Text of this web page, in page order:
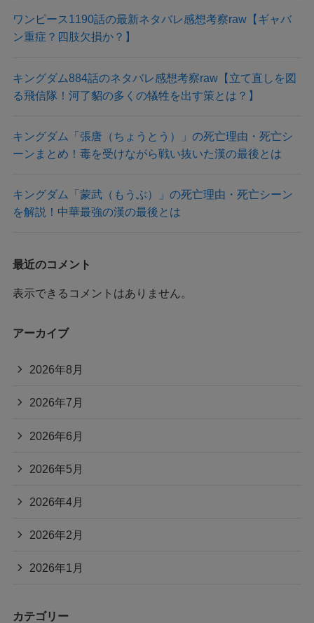
ワンピース1190話の最新ネタバレ感想考察raw【ギャバ
ン重症？四肢欠損か？】
キングダム884話のネタバレ感想考察raw【立て直しを図
る飛信隊！河了貂の多くの犠牲を出す策とは？】
キングダム「張唐（ちょうとう）」の死亡理由・死亡シ
ーンまとめ！毒を受けながら戦い抜いた漢の最後とは
キングダム「蒙武（もうぶ）」の死亡理由・死亡シーン
を解説！中華最強の漢の最後とは
最近のコメント
表示できるコメントはありません。
アーカイブ
2026年8月
2026年7月
2026年6月
2026年5月
2026年4月
2026年2月
2026年1月
カテゴリー